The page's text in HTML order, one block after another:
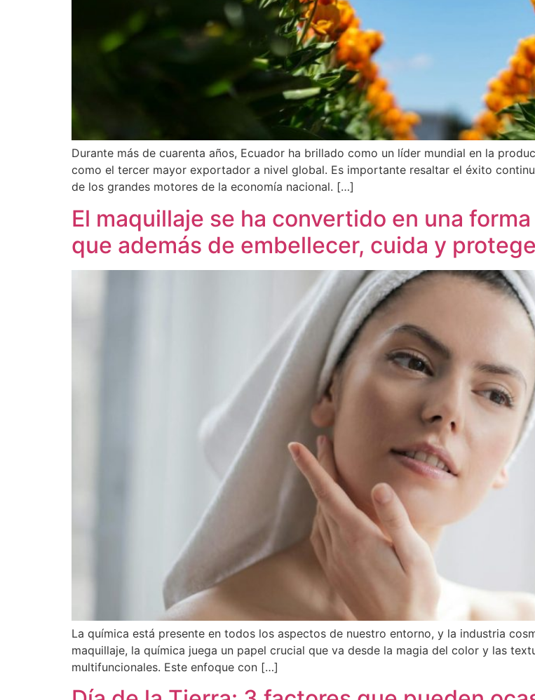
Durante más de cuarenta años, Ecuador ha brillado como un líder mundial en la
como el tercer mayor exportador a nivel global. Es importante resaltar el éxito
de los grandes motores de la economía nacional. […]
El maquillaje se ha convertido en una
que además de embellecer, cuida y
La química está presente en todos los aspectos de nuestro entorno, y la industria
maquillaje, la química juega un papel crucial que va desde la magia del color y las
multifuncionales. Este enfoque con […]